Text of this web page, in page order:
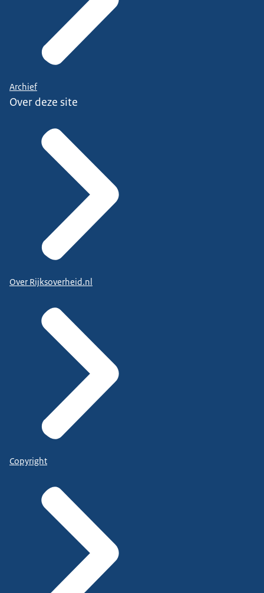
Archief
Over deze site
Over Rijksoverheid.nl
Copyright